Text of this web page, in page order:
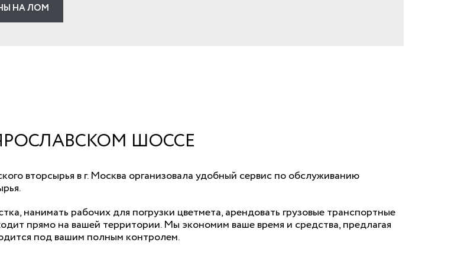
НА ЛОМ
ШОССЕ
вторсырья в г. Москва организовала удобный сервис по обслуживанию
нанимать рабочих для погрузки цветмета, арендовать грузовые транспортные
прямо на вашей территории. Мы экономим ваше время и средства, предлагая
под вашим полным контролем.